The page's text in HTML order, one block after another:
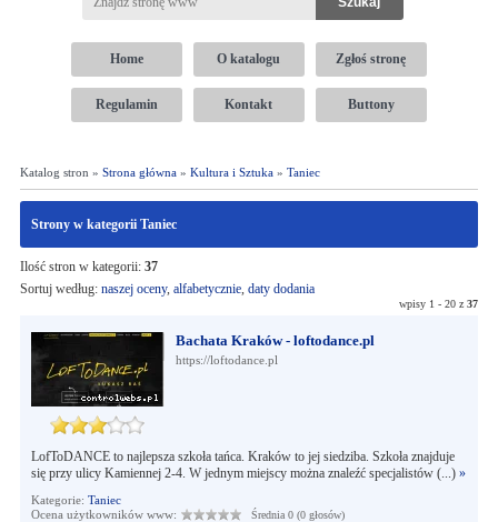
Home O katalogu Zgłoś stronę
Regulamin Kontakt Buttony
Katalog stron » Strona główna» Kultura i Sztuka» Taniec
Strony w kategorii Taniec
Ilość stron w kategorii: 37
Sortuj według: naszej oceny, alfabetycznie, daty dodania
wpisy 1 - 20 z37
Bachata Kraków - loftodance.pl
https://loftodance.pl
LofToDANCE to najlepsza szkoła tańca. Kraków to jej siedziba. Szkoła znajduje
się przy ulicy Kamiennej 2-4. W jednym miejscy można znaleźć specjalistów (...) »
Kategorie: Taniec
Ocena użytkowników www:
Średnia 0 (0 głosów)